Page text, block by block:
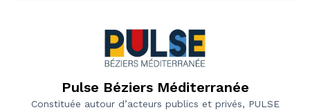
Pulse Béziers Méditerranée
Constituée autour d’acteurs publics et privés, PULSE